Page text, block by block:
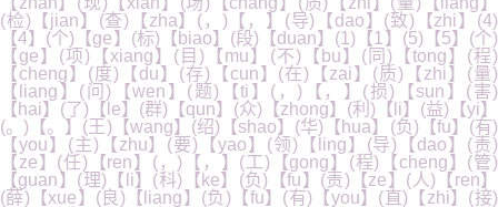
(检)【jian】(查)【zha】(，)【，】(导)【dao】(致)【zhi】(4)
【4】(个)【ge】(标)【biao】(段)【duan】(1)【1】(5)【5】(个)
【ge】(项)【xiang】(目)【mu】(不)【bu】(同)【tong】(程)
【cheng】(度)【du】(存)【cun】(在)【zai】(质)【zhi】(量)
【liang】(问)【wen】(题)【ti】(，)【，】(损)【sun】(害)
【hai】(了)【le】(群)【qun】(众)【zhong】(利)【li】(益)【yi】
(。)【。】(王)【wang】(绍)【shao】(华)【hua】(负)【fu】(有)
【you】(主)【zhu】(要)【yao】(领)【ling】(导)【dao】(责)
【ze】(任)【ren】(，)【，】(工)【gong】(程)【cheng】(管)
【guan】(理)【li】(科)【ke】(负)【fu】(责)【ze】(人)【ren】
(薛)【xue】(良)【liang】(负)【fu】(有)【you】(直)【zhi】(接)